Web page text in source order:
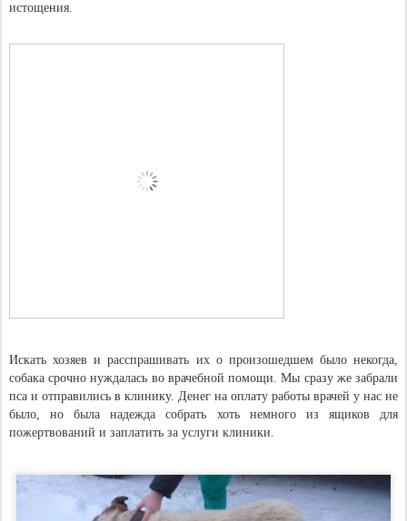
истощения.
Искать хозяев и расспрашивать их о произошедшем было некогда,
собака срочно нуждалась во врачебной помощи. Мы сразу же забрали
пса и отправились в клинику. Денег на оплату работы врачей у нас не
было, но была надежда собрать хоть немного из ящиков для
пожертвований и заплатить за услуги клиники.